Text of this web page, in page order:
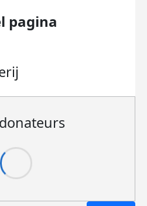
pagina